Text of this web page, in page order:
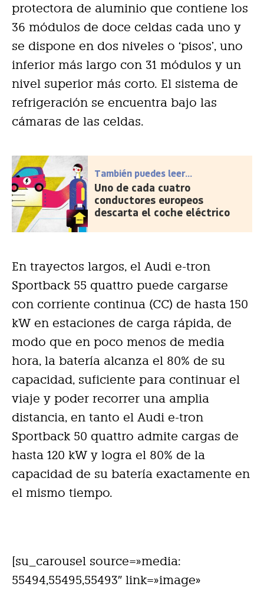
protectora de aluminio que contiene los
36 módulos de doce celdas cada uno y
se dispone en dos niveles o ‘pisos’, uno
inferior más largo con 31 módulos y un
nivel superior más corto. El sistema de
refrigeración se encuentra bajo las
cámaras de las celdas.
También puedes leer...
Uno de cada cuatro
conductores europeos
descarta el coche eléctrico
En trayectos largos, el Audi e-tron
Sportback 55 quattro puede cargarse
con corriente continua (CC) de hasta 150
kW en estaciones de carga rápida, de
modo que en poco menos de media
hora, la batería alcanza el 80% de su
capacidad, suficiente para continuar el
viaje y poder recorrer una amplia
distancia, en tanto el Audi e-tron
Sportback 50 quattro admite cargas de
hasta 120 kW y logra el 80% de la
capacidad de su batería exactamente en
el mismo tiempo.
[su_carousel source=»media:
55494,55495,55493″ link=»image»